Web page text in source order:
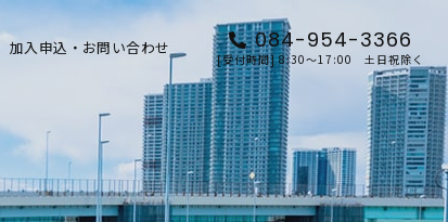
加入申込・お問い合わせ 084-954-3366
[受付時間] 8:30～17:00 土日祝除く